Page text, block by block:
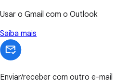
Usar o Gmail com o Outlook
Saiba mais
Enviar/receber com outro e-mail